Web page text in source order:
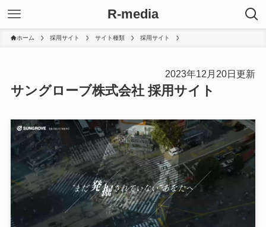
R-media
ホーム 採用サイト サイト種類 採用サイト
2023年12月20日更新
サングローブ株式会社 採用サイト